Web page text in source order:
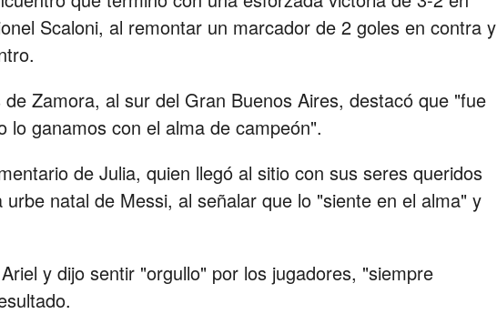
Scaloni, al remontar un marcador de 2 goles en contra y
Zamora, al sur del Gran Buenos Aires, destacó que "fue
ganamos con el alma de campeón".
de Julia, quien llegó al sitio con sus seres queridos
natal de Messi, al señalar que lo "siente en el alma" y
y dijo sentir "orgullo" por los jugadores, "siempre